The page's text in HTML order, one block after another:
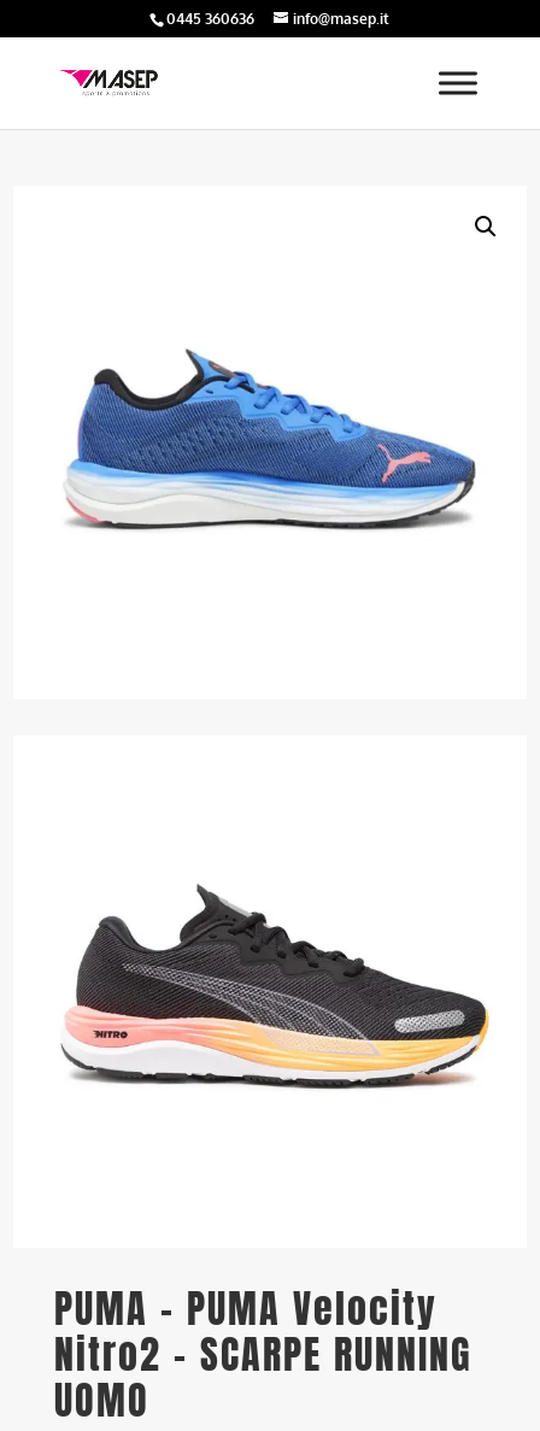
0445 360636 info@masep.it
PUMA – PUMA Velocity
Nitro2 – SCARPE RUNNING
UOMO